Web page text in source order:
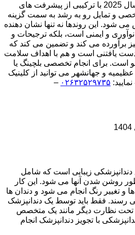
حرفه ای در سال 2025 با ترکیبی از پیشرفت های
و تمایل رو به رشد به سمت گزینه
شود. این روندها نه تنها نشان دهنده
و ایمنی است، بلکه ترجیحات و
برآورده می کند و تضمین می کند که
یافتنی است و هم با اهداف سلامت
برای انجام تخصصی بلچینگ یا
و جهانشهر می توانید از کلینیک
۰۲۶۳۲۵۲۹۷۳۵–
زیبایی است که شامل
روشن شدن آنها می شود. این کار
و تغییر رنگ انجام می شود و دندان ها
رسند. فقط باید توسط یک دندانپزشک
نظارت دیگر مانند یک متخصص
با تجویز دندانپزشک انجام